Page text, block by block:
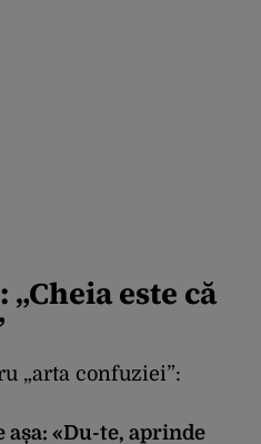
este că
„arta confuziei”:
așa: «Du-te, aprinde